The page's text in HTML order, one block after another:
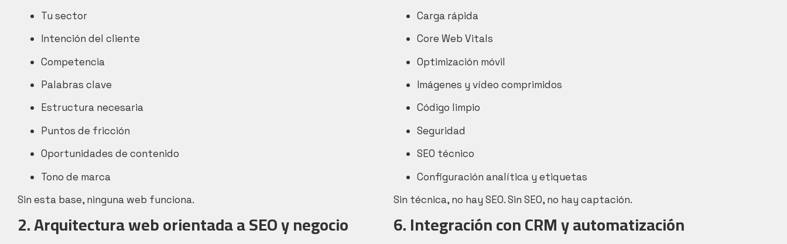
Tu sector
Intención del cliente
Competencia
Palabras clave
Estructura necesaria
Puntos de fricción
Oportunidades de contenido
Tono de marca
Sin esta base, ninguna web funciona.
2. Arquitectura web orientada a SEO y negocio
Carga rápida
Core Web Vitals
Optimización móvil
Imágenes y vídeo comprimidos
Código limpio
Seguridad
SEO técnico
Configuración analítica y etiquetas
Sin técnica, no hay SEO. Sin SEO, no hay captación.
6. Integración con CRM y automatización